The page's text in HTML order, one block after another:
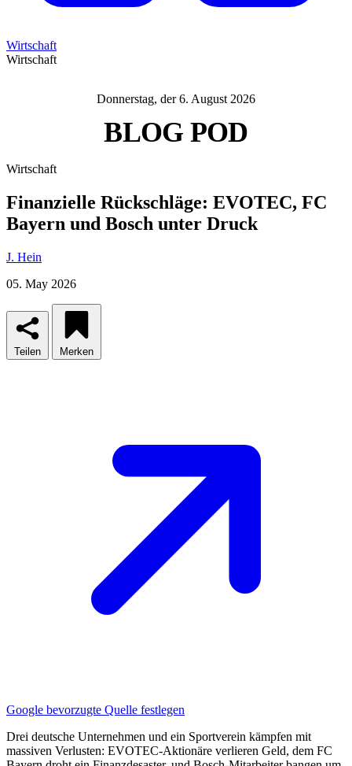
Wirtschaft
Wirtschaft
Donnerstag, der 6. August 2026
BLOG POD
Wirtschaft
Finanzielle Rückschläge: EVOTEC, FC
Bayern und Bosch unter Druck
J. Hein
05. May 2026
Teilen Merken
Google bevorzugte Quelle festlegen
Drei deutsche Unternehmen und ein Sportverein kämpfen mit
massiven Verlusten: EVOTEC-Aktionäre verlieren Geld, dem FC